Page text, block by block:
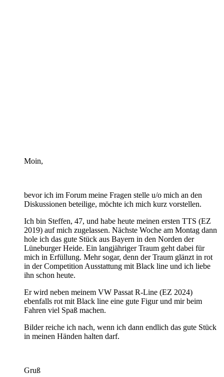
Moin,
bevor ich im Forum meine Fragen stelle u/o mich an den
Diskussionen beteilige, möchte ich mich kurz vorstellen.
Ich bin Steffen, 47, und habe heute meinen ersten TTS (EZ
2019) auf mich zugelassen. Nächste Woche am Montag dann
hole ich das gute Stück aus Bayern in den Norden der
Lüneburger Heide. Ein langjähriger Traum geht dabei für
mich in Erfüllung. Mehr sogar, denn der Traum glänzt in rot
in der Competition Ausstattung mit Black line und ich liebe
ihn schon heute.
Er wird neben meinem VW Passat R-Line (EZ 2024)
ebenfalls rot mit Black line eine gute Figur und mir beim
Fahren viel Spaß machen.
Bilder reiche ich nach, wenn ich dann endlich das gute Stück
in meinen Händen halten darf.
Gruß